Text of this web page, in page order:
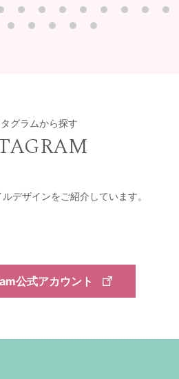
グラムから探す
デザインをご紹介しています。
公式アカウント